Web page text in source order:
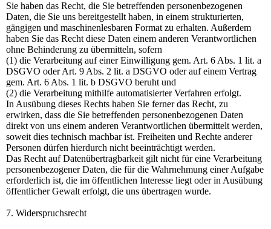
Sie haben das Recht, die Sie betreffenden personenbezogenen
Daten, die Sie uns bereitgestellt haben, in einem strukturierten,
gängigen und maschinenlesbaren Format zu erhalten. Außerdem
haben Sie das Recht diese Daten einem anderen Verantwortlichen
ohne Behinderung zu übermitteln, sofern
(1) die Verarbeitung auf einer Einwilligung gem. Art. 6 Abs. 1 lit. a
DSGVO oder Art. 9 Abs. 2 lit. a DSGVO oder auf einem Vertrag
gem. Art. 6 Abs. 1 lit. b DSGVO beruht und
(2) die Verarbeitung mithilfe automatisierter Verfahren erfolgt.
In Ausübung dieses Rechts haben Sie ferner das Recht, zu
erwirken, dass die Sie betreffenden personenbezogenen Daten
direkt von uns einem anderen Verantwortlichen übermittelt werden,
soweit dies technisch machbar ist. Freiheiten und Rechte anderer
Personen dürfen hierdurch nicht beeinträchtigt werden.
Das Recht auf Datenübertragbarkeit gilt nicht für eine Verarbeitung
personenbezogener Daten, die für die Wahrnehmung einer Aufgabe
erforderlich ist, die im öffentlichen Interesse liegt oder in Ausübung
öffentlicher Gewalt erfolgt, die uns übertragen wurde.
7. Widerspruchsrecht